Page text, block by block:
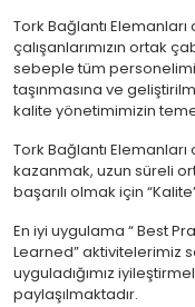
Tork Bağlantı
çalışanlarımızın ortak
sebeple tüm
taşınmasına ve
kalite yönetimimizin
Tork Bağlantı
kazanmak, uzun süreli
başarılı olmak için
En iyi uygulama “ Best
Learned” aktivitelerimiz
uyguladığımız
paylaşılmaktadır.